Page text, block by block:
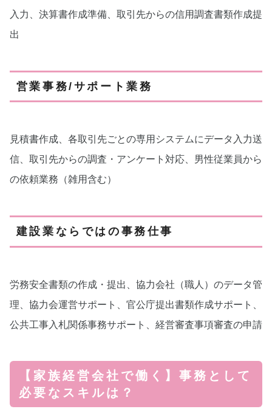
入力、決算書作成準備、取引先からの信用調査書類作成提
出
営業事務/サポート業務
見積書作成、各取引先ごとの専用システムにデータ入力送
信、取引先からの調査・アンケート対応、男性従業員から
の依頼業務（雑用含む）
建設業ならではの事務仕事
労務安全書類の作成・提出、協力会社（職人）のデータ管
理、協力会運営サポート、官公庁提出書類作成サポート、
公共工事入札関係事務サポート、経営審査事項審査の申請
【家族経営会社で働く】事務として
必要なスキルは？